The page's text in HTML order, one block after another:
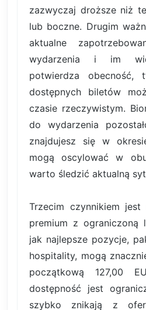
zazwyczaj droższe niż
lub boczne. Drugim
aktualne
wydarzenia i im
potwierdza obecność,
dostępnych biletów
czasie rzeczywistym.
do wydarzenia
znajdujesz się w
mogą oscylować w
warto śledzić aktualną
Trzecim czynnikiem
premium z ograniczoną
jak najlepsze pozycje,
hospitality, mogą
początkową 127,00
dostępność jest
szybko znikają z